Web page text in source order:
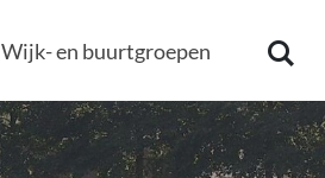
Wijk- en buurtgroepen